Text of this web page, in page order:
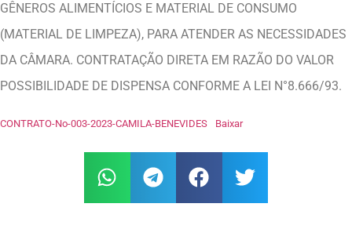
GÊNEROS ALIMENTÍCIOS E MATERIAL DE CONSUMO
(MATERIAL DE LIMPEZA), PARA ATENDER AS NECESSIDADES
DA CÂMARA. CONTRATAÇÃO DIRETA EM RAZÃO DO VALOR
POSSIBILIDADE DE DISPENSA CONFORME A LEI N°8.666/93.
CONTRATO-No-003-2023-CAMILA-BENEVIDES Baixar